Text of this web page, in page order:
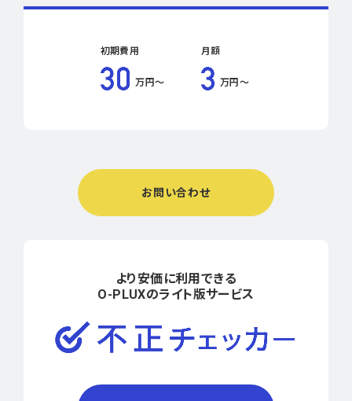
初期費用
万円〜
月額
万円〜
お問い合わせ
より安価に利用できる
O-PLUXのライト版サービス